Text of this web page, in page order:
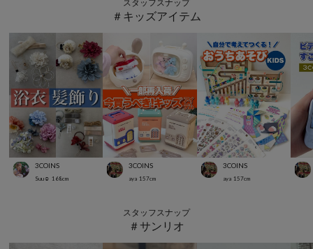
スタッフスナップ
＃キッズアイテム
3COINS
Suu☺︎ 168cm
3COINS
aya 157cm
3COINS
aya 157cm
スタッフスナップ
＃サンリオ